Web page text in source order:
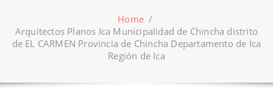
Home /
Arquitectos Planos Ica Municipalidad de Chincha distrito
de EL CARMEN Provincia de Chincha Departamento de Ica
Región de Ica